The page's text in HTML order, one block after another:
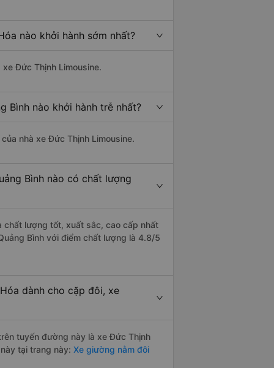
nào khởi hành sớm nhất?
Đức Thịnh Limousine.
Bình nào khởi hành trễ nhất?
nhà xe Đức Thịnh Limousine.
Bình nào có chất lượng
chất lượng tốt, xuất sắc, cao cấp nhất
Bình với điểm chất lượng là 4.8/5
dành cho cặp đôi, xe
tuyến đường này là xe Đức Thịnh
tại trang này: Xe giường nằm đôi